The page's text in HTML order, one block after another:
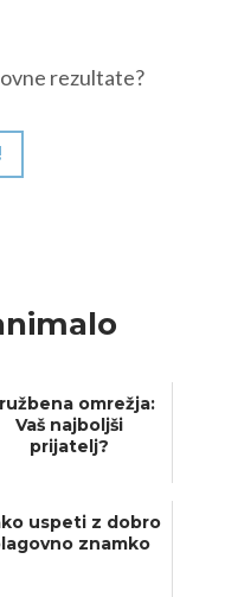
rezultate?
omrežja:
Vaš najboljši
prijatelj?
uspeti z dobro
znamko